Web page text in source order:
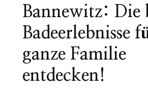
Bannewitz: Die
Badeerlebnisse
ganze Familie
entdecken!